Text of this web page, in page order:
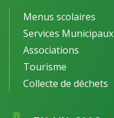
Menus scolaires
Services Municipaux
Associations
Tourisme
Collecte de déchets